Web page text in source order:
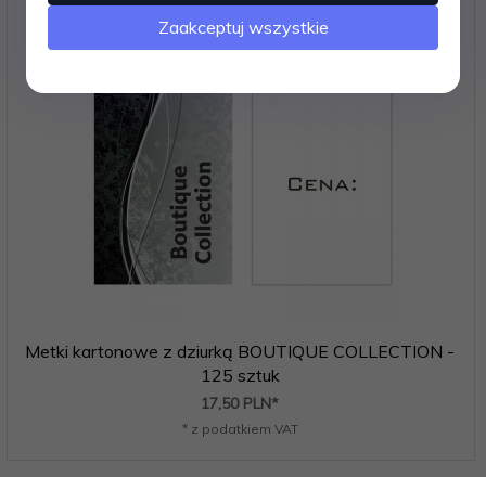
Metki kartonowe z dziurką BOUTIQUE COLLECTION -
125 sztuk
17,50 PLN*
* z podatkiem VAT
Zaakceptuj wszystkie